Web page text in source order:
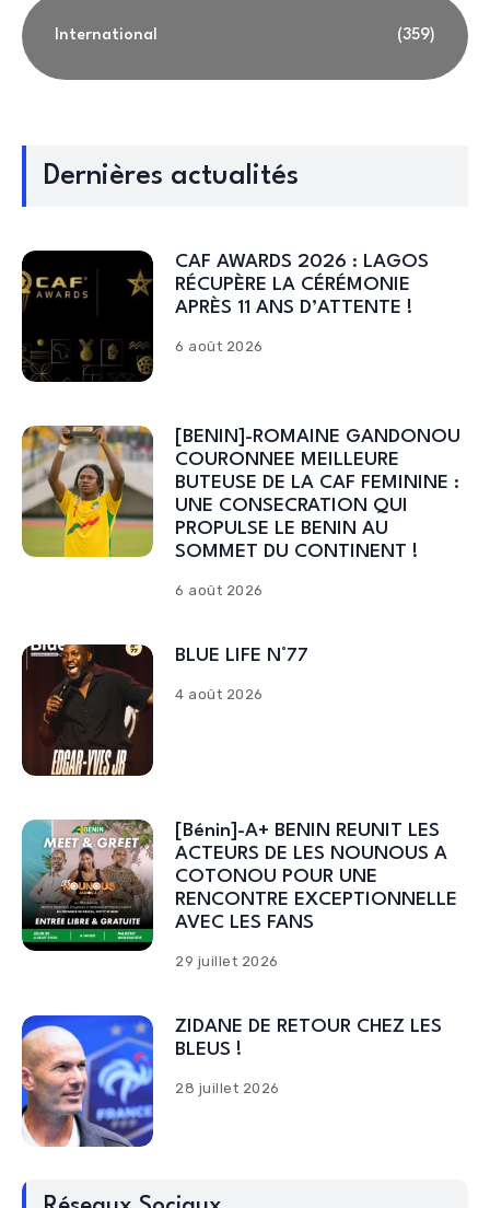
International (359)
Dernières actualités
CAF AWARDS 2026 : LAGOS
RÉCUPÈRE LA CÉRÉMONIE
APRÈS 11 ANS D’ATTENTE !
6 août 2026
[BENIN]-ROMAINE GANDONOU
COURONNEE MEILLEURE
BUTEUSE DE LA CAF FEMININE :
UNE CONSECRATION QUI
PROPULSE LE BENIN AU
SOMMET DU CONTINENT !
6 août 2026
BLUE LIFE N°77
4 août 2026
[Bénin]-A+ BENIN REUNIT LES
ACTEURS DE LES NOUNOUS A
COTONOU POUR UNE
RENCONTRE EXCEPTIONNELLE
AVEC LES FANS
29 juillet 2026
ZIDANE DE RETOUR CHEZ LES
BLEUS !
28 juillet 2026